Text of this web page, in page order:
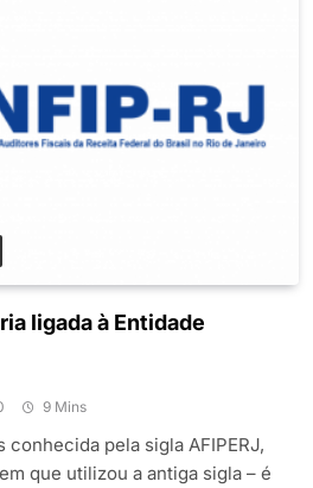
ligada à Entidade
9 Mins
conhecida pela sigla AFIPERJ,
que utilizou a antiga sigla – é